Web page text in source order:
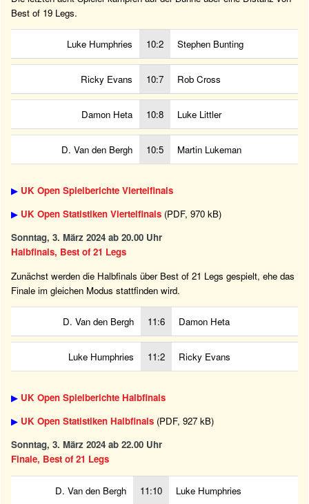
Best of 19 Legs.
Luke Humphries 10:2 Stephen Bunting
Ricky Evans 10:7 Rob Cross
Damon Heta 10:8 Luke Littler
D. Van den Bergh 10:5 Martin Lukeman
▶ UK Open Spielberichte Viertelfinals
▶ UK Open Statistiken Viertelfinals (PDF, 970 kB)
Sonntag, 3. März 2024 ab 20.00 Uhr
Halbfinals, Best of 21 Legs
Zunächst werden die Halbfinals über Best of 21 Legs gespielt, ehe das
Finale im gleichen Modus stattfinden wird.
D. Van den Bergh 11:6 Damon Heta
Luke Humphries 11:2 Ricky Evans
▶ UK Open Spielberichte Halbfinals
▶ UK Open Statistiken Halbfinals (PDF, 927 kB)
Sonntag, 3. März 2024 ab 22.00 Uhr
Finale, Best of 21 Legs
D. Van den Bergh 11:10 Luke Humphries